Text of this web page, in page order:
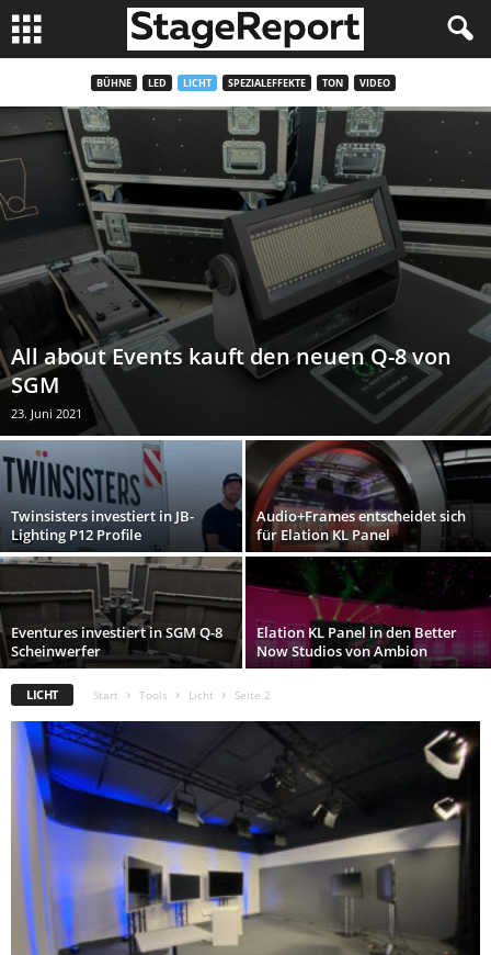
BÜHNE LED LICHT SPEZIALEFFEKTE TON VIDEO
All about Events kauft den neuen Q-8 von
SGM
23. Juni 2021
Twinsisters investiert in JB-
Lighting P12 Profile
Audio+Frames entscheidet sich
für Elation KL Panel
Eventures investiert in SGM Q-8
Scheinwerfer
Elation KL Panel in den Better
Now Studios von Ambion
LICHT Start Tools Licht Seite 2